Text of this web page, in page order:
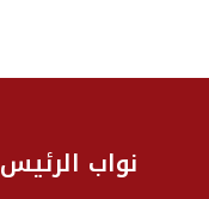
نواب الرئيس